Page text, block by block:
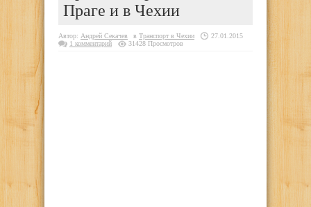
Праге и в Чехии
Автор: Андрей Секачев в Транспорт в Чехии
27.01.2015
1 комментарий
31428 Просмотров